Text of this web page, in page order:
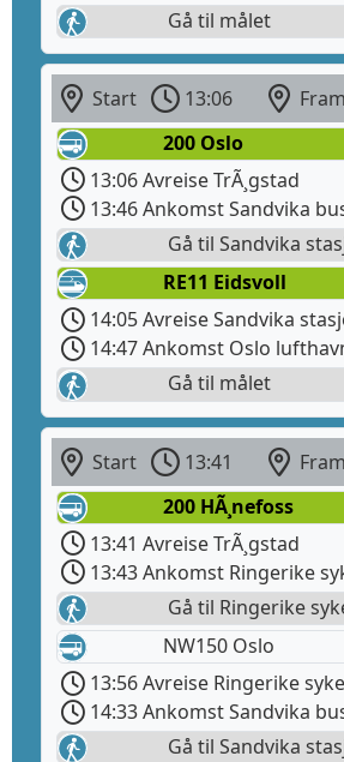
Gå til målet
Start 13:06
200 Oslo
13:06 Avreise TrÃ¸gstad
13:46 Ankomst Sandvika
Gå til Sandvika
RE11 Eidsvoll
14:05 Avreise Sandvika
14:47 Ankomst Oslo
Gå til målet
Start 13:41
200 HÃ¸nefoss
13:41 Avreise TrÃ¸gstad
13:43 Ankomst Ringerike
Gå til Ringerike
NW150 Oslo
13:56 Avreise Ringerike
14:33 Ankomst Sandvika
Gå til Sandvika